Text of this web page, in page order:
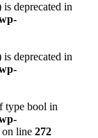
deprecated in
deprecated in
type bool in
on line 272